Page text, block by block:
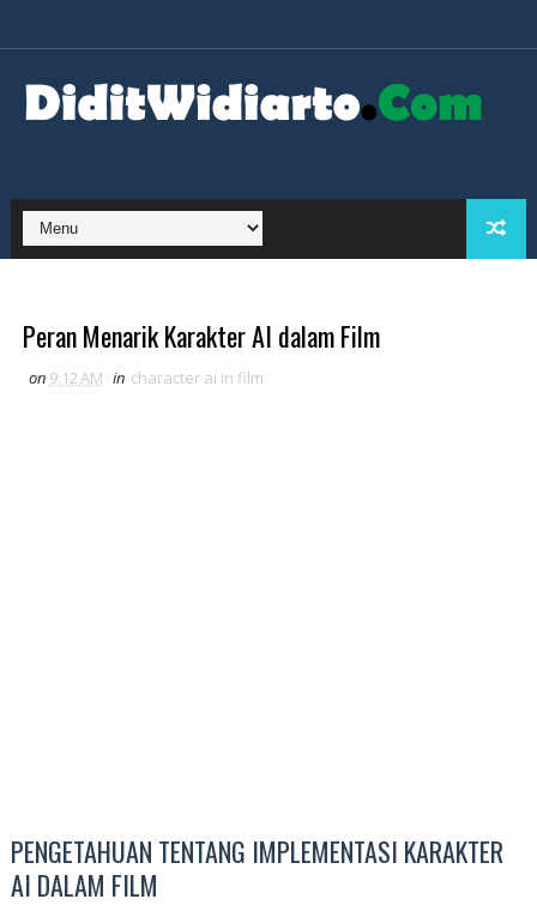
Peran Menarik Karakter AI dalam Film
on 9:12 AM in character ai in film
PENGETAHUAN TENTANG IMPLEMENTASI KARAKTER
AI DALAM FILM